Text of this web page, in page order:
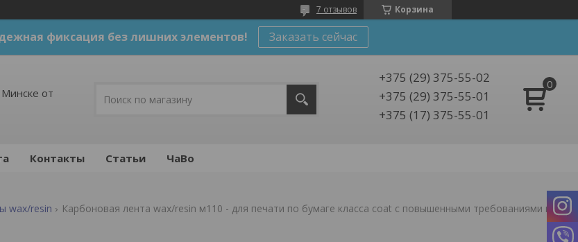
Корзина
7 отзывов
фиксация без лишних элементов! Заказать сейчас
от
+375 (29) 375-55-02
+375 (29) 375-55-01
+375 (17) 375-55-01
Контакты Статьи ЧаВо
wax/resin Карбоновая лента wax/resin м110 - для печати по бумаге класса coat с повышенными требованиями к атгезии